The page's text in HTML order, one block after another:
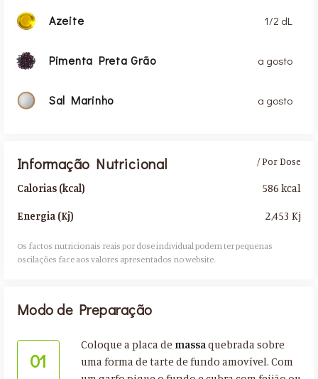
Azeite 1/2 dL
Pimenta Preta Grão a gosto
Sal Marinho a gosto
Informação Nutricional
Calorias (kcal)
Energia (Kj)
/ Por Dose
586 kcal
2,453 Kj
Os factos nutricionais reais por dose individual podem ter pequenas
oscilações face aos valores apresentados no website.​
Modo de Preparação
01
Coloque a placa de massa quebrada sobre
uma forma de tarte de fundo amovível. Com